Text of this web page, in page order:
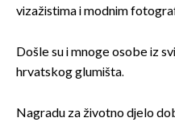
vizažistima i modnim
Došle su i mnoge osobe iz
hrvatskog glumišta.
Nagradu za životno djelo